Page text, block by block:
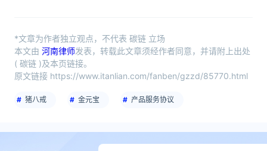
*文章为作者独立观点，不代表 碳链 立场
本文由 河南律师发表，转载此文章须经作者同意，并请附上出处
( 碳链 )及本页链接。
原文链接 https://www.itanlian.com/fanben/gzzd/85770.html
猪八戒 金元宝 产品服务协议